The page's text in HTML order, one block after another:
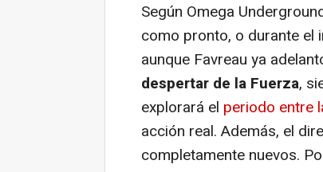
Según Omega
como pronto, o durante el
aunque Favreau ya
despertar de la Fuerza,
explorará el periodo entre
acción real. Además, el
completamente nuevos.